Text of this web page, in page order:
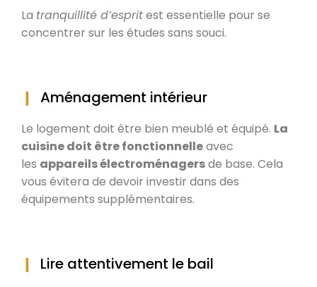
La tranquillité d’espritest essentielle pour se
concentrer sur les études sans souci.
Aménagement intérieur
Le logement doit être bien meublé et équipé. La
cuisine doit être fonctionnelleavec
les appareils électroménagersde base. Cela
vous évitera de devoir investir dans des
équipements supplémentaires.
Lire attentivement le bail